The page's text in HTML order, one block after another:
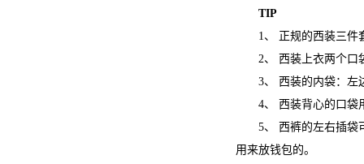
TIP
1、 正规的西装三件套
2、 西装上衣两个口袋
3、 西装的内袋：左边
4、 西装背心的口袋用
5、 西裤的左右插袋可
用来放钱包的。